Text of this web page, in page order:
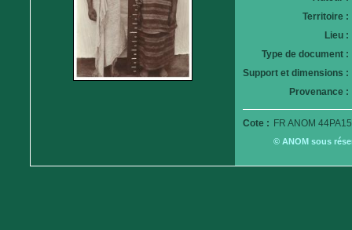
Territoire :
Lieu :
Type de document :
Support et dimensions :
Provenance :
Cote : FR ANOM
© ANOM sous